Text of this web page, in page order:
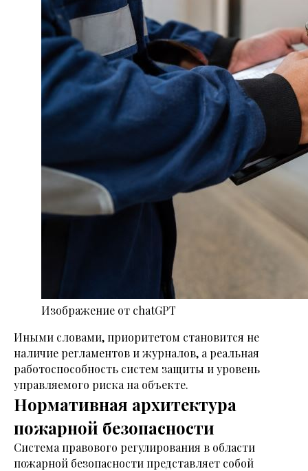
Изображение от chatGPT
Иными словами, приоритетом становится не
наличие регламентов и журналов, а реальная
работоспособность систем защиты и уровень
управляемого риска на объекте.
Нормативная архитектура
пожарной безопасности
Система правового регулирования в области
пожарной безопасности представляет собой